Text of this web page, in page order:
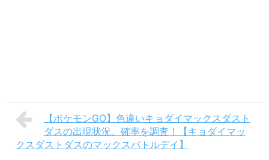
【ポケモンGO】色違いキョダイマックスダスト
ダスの出現状況、確率を調査！【キョダイマッ
クスダストダスのマックスバトルデイ】